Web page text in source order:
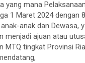
yang mana
1 Maret 2024 dengan
anak dan Dewasa,
menjadi ajuan atau
MTQ tingkat Provinsi